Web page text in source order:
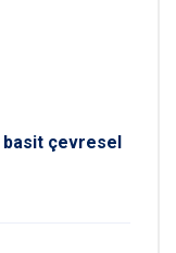
basit çevresel